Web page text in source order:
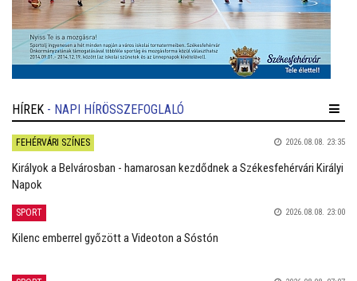
HÍREK - NAPI HÍRÖSSZEFOGLALÓ
FEHÉRVÁRI SZÍNES 2026.08.08. 23:35
Királyok a Belvárosban - hamarosan kezdődnek a Székesfehérvári Királyi
Napok
SPORT 2026.08.08. 23:00
Kilenc emberrel győzött a Videoton a Sóstón